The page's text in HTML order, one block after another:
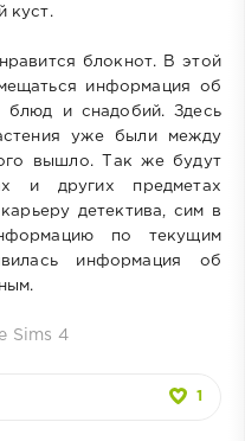
куст.
блокнот. В этой
информация об
блюд и снадобий. Здесь
уже были между
вышло. Так же будут
и других предметах
детектива, сим в
по текущим
информация об
Sims 4
1